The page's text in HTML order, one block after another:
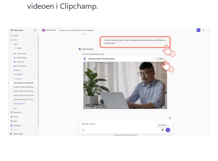
videoen i Clipchamp.